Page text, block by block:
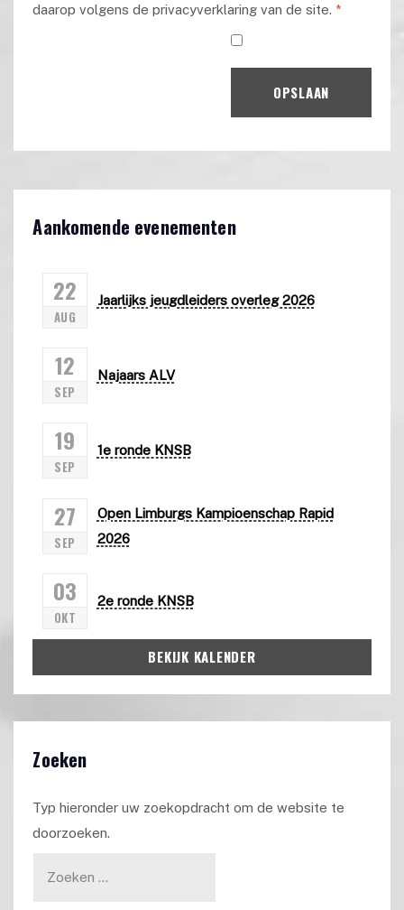
daarop volgens de privacyverklaring van de site. *
OPSLAAN
Aankomende evenementen
22
AUG
Jaarlijks jeugdleiders overleg 2026
12
SEP
Najaars ALV
19
SEP
1e ronde KNSB
27
SEP
Open Limburgs Kampioenschap Rapid
2026
03
OKT
2e ronde KNSB
BEKIJK KALENDER
Zoeken
Typ hieronder uw zoekopdracht om de website te
doorzoeken.